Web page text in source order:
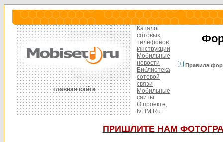
главная сайта
Каталог
сотовых
телефонов
Инструкции
Мобильные
новости
Библиотека
сотовой
связи
Мобильные
сайты
О проекте,
IvLIM.Ru
Правила
ПРИШЛИТЕ НАМ